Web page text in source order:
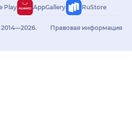
Play AppGallery RuStore
Правовая информация